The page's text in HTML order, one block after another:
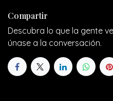
Compartir
Descubra lo que la gente
únase a la conversación.